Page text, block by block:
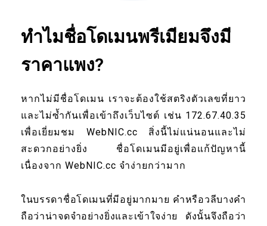
ทำไมชื่อโดเมนพรีเมียมจึงมี
ราคาแพง?
หากไม่มีชื่อโดเมน เราจะต้องใช้สตริงตัวเลขที่ยาว
และไม่ซ้ำกันเพื่อเข้าถึงเว็บไซต์ เช่น 172.67.40.35
เพื่อเยี่ยมชม WebNIC.cc สิ่งนี้ไม่แน่นอนและไม่
สะดวกอย่างยิ่ง ชื่อโดเมนมีอยู่เพื่อแก้ปัญหานี้
เนื่องจาก WebNIC.cc จำง่ายกว่ามาก
ในบรรดาชื่อโดเมนที่มีอยู่มากมาย คำหรือวลีบางคำ
ถือว่าน่าจดจำอย่างยิ่งและเข้าใจง่าย ดังนั้นจึงถือว่า